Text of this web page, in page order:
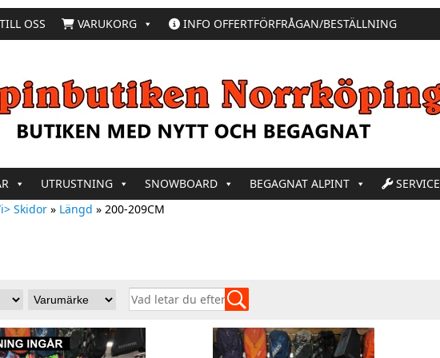
OSS VARUKORG INFO OFFERTFÖRFRÅGAN/BESTÄLLNING
UTRUSTNING SNOWBOARD BEGAGNAT ALPINT SERVICE
Skidor » Längd » 200-209CM